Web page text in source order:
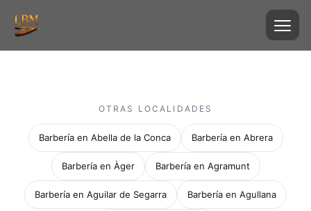
OTRAS LOCALIDADES
Barbería en Abella de la Conca Barbería en Abrera
Barbería en Àger Barbería en Agramunt
Barbería en Aguilar de Segarra Barbería en Agullana